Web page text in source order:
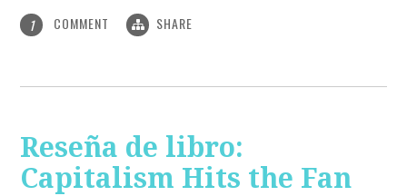
1 COMMENT SHARE
Reseña de libro:
Capitalism Hits the Fan